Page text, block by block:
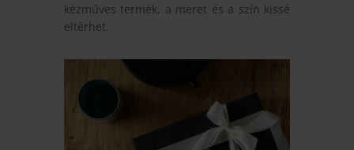
kézműves termék, a méret és a szín kissé
eltérhet.